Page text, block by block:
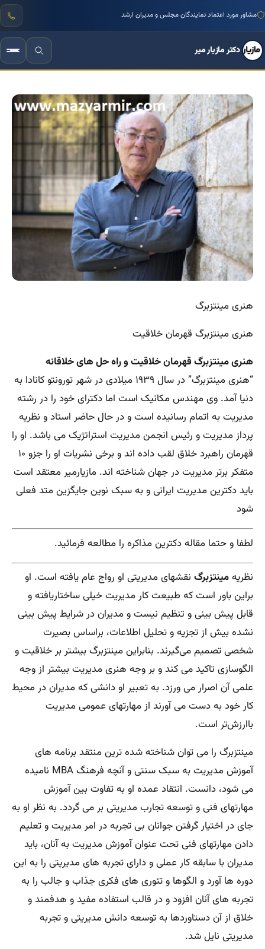
مشاور مورد اعتماد نمایندگان مجلس و مدیران ارشد
دکتر مازیار میر
هنری مینتزبرگ
هنری مینتزبرگ قهرمان خلاقیت
هنری مینتزبرگ قهرمان خلاقیت و راه حل های خلاقانه
“هنری مینتزبرگ” در سال ۱۹۳۹ میلادی در شهر تورونتو کانادا به
دنیا آمد. وی مهندس مکانیک است اما دکترای خود را در رشته
مدیریت به اتمام رسانیده است و در حال حاضر استاد و نظریه
پرداز مدیریت و رئیس انجمن مدیریت استراتژیک می باشد. او را
قهرمان راهبرد خلاق لقب داده اند و برخی نشریات او را جزو ۱۰
متفکر برتر مدیریت در جهان شناخته اند. مازیارمیر معتقد است
باید دکترین مدیریت ایرانی و به سبک نوین جایگزین متد فعلی
شود
لطفا و حتما مقاله دکترین مذاکره را مطالعه فرمائید.
نظریهمینتزبرگ نقشهای مدیریتی او رواج عام یافته است. او
براین باور است که طبیعت کار مدیریت خیلی ساختاریافته و
قابل پیش بینی و تنظیم نیست و مدیران در شرایط پیش بینی
نشده بیش از تجزیه و تحلیل اطلاعات، براساس بصیرت
شخصی تصمیم می‌گیرند. بنابراین مینتزبرگ بیشتر بر خلاقیت و
الگوسازی تاکید می کند و بر وجه هنری مدیریت بیشتر از وجه
علمی آن اصرار می ورزد. به تعبیر او دانشی که مدیران در محیط
کار خود به دست می آورند از مهارتهای عمومی مدیریت
باارزش‌تر است.
مینتزبرگ را می توان شناخته شده ترین منتقد برنامه های
آموزش مدیریت به سبک سنتی و آنچه فرهنگ MBA نامیده
می شود، دانست. انتقاد عمده او به تفاوت بین آموزش
مهارتهای فنی و توسعه تجارب مدیریتی بر می گردد. به نظر او به
جای در اختیار گرفتن جوانان بی تجربه در امر مدیریت و تعلیم
دادن مهارتهای فنی تحت عنوان آموزش مدیریت به آنان، باید
مدیران با سابقه کار عملی و دارای تجربه های مدیریتی را به این
دوره ها آورد و الگوها و تئوری های فکری جذاب و جالب را به
تجربه های آنان افزود و در قالب استفاده مفید و هدفمند و
خلاق از آن دستاوردها به توسعه دانش مدیریتی و تجربه
مدیریتی نایل شد.